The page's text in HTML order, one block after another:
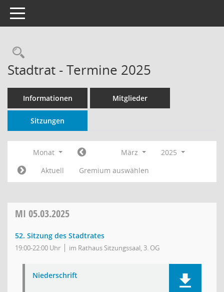
Toggle navigation
Rechercheauswahl
Stadtrat - Termine 2025
Informationen Mitglieder
Sitzungen
Monat März
2025
Aktuell
Gremium auswählen
MI 05.03.2025
52. Sitzung des Stadtrates
19:00-22:00 Uhr im Rathaus Sitzungssaal, 3. OG
Niederschrift